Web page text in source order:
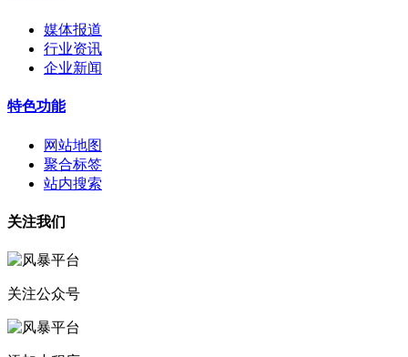
媒体报道
行业资讯
企业新闻
特色功能
网站地图
聚合标签
站内搜索
关注我们
关注公众号